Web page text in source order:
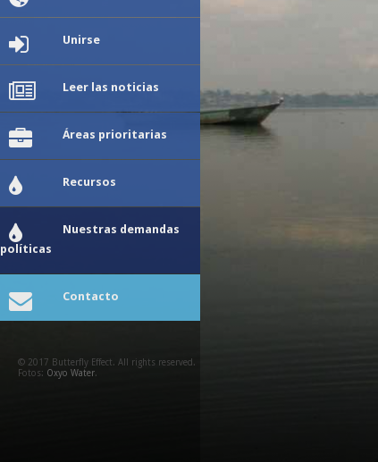
Unirse
Leer las noticias
Áreas prioritarias
Recursos
Nuestras demandas
políticas
Contacto
© 2017 Butterfly Effect. All rights reserved.
Fotos: Oxyo Water.